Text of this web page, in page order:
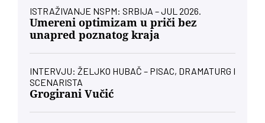
ISTRAŽIVANJE NSPM: SRBIJA – JUL 2026.
Umereni optimizam u priči bez
unapred poznatog kraja
INTERVJU: ŽELJKO HUBAČ – PISAC, DRAMATURG I
SCENARISTA
Grogirani Vučić